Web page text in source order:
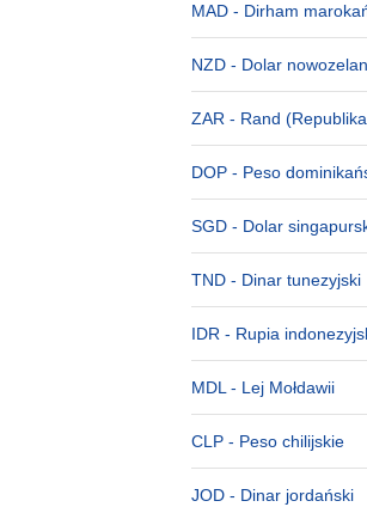
MAD - Dirham
NZD - Dolar
ZAR - Rand
DOP - Peso
SGD - Dolar
TND - Dinar tunezyjski
IDR - Rupia
MDL - Lej Mołdawii
CLP - Peso chilijskie
JOD - Dinar jordański